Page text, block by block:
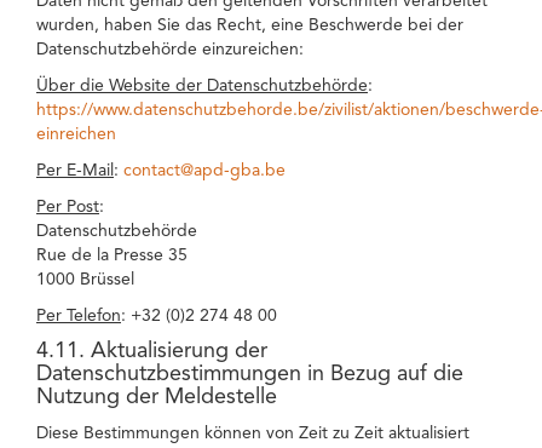
wurden, haben Sie das Recht, eine Beschwerde bei der
Datenschutzbehörde einzureichen:
Über die Website der Datenschutzbehörde:
https://www.datenschutzbehorde.be/zivilist/aktionen/
einreichen
Per E-Mail : contact@apd-gba.be
Per Post:
Datenschutzbehörde
Rue de la Presse 35
1000 Brüssel
Per Telefon: +32 (0)2 274 48 00
4.11. Aktualisierung der
Datenschutzbestimmungen in Bezug auf die
Nutzung der Meldestelle
Diese Bestimmungen können von Zeit zu Zeit aktualisiert